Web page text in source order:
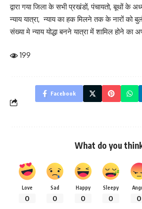
द्वारा गया जिला के सभी प्रखंडों, पंचायतो, बूथों के
न्याय यात्रा, न्याय का हक मिलने तक के नारों को
संख्या मे न्याय योद्धा बनने यात्रा में शामिल होने का
199
Facebook
What do you
Love
0
Sad
0
Happy
0
Sleepy
0 0